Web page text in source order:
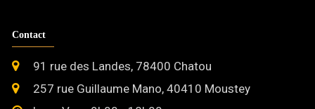
Contact
91 rue des Landes, 78400 Chatou
257 rue Guillaume Mano, 40410 Moustey